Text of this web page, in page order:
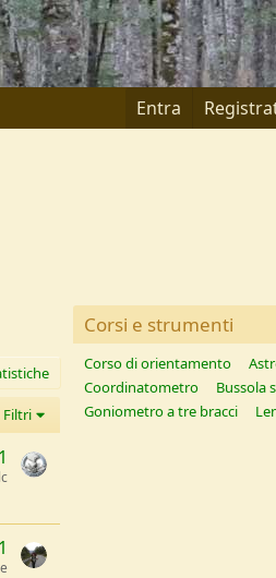
Entra
Filtri
Corsi e strumenti
Corso di orientamento
Coordinatometro
Bussola
Goniometro a tre bracci